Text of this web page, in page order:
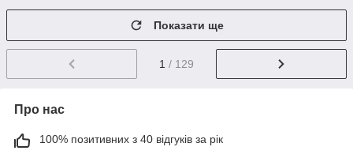
Показати ще
1 / 129
Про нас
100% позитивних з 40 відгуків за рік